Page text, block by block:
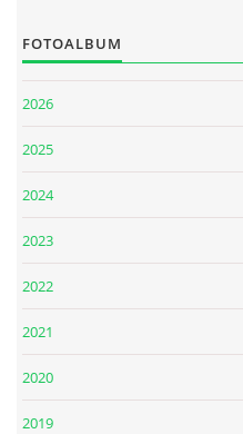
FOTOALBUM
2026
2025
2024
2023
2022
2021
2020
2019